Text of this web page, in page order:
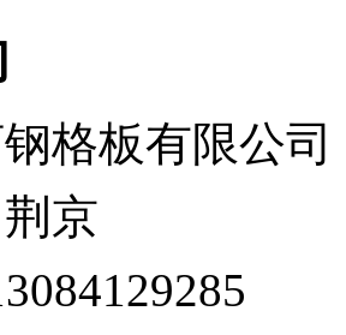
格板有限公司
京